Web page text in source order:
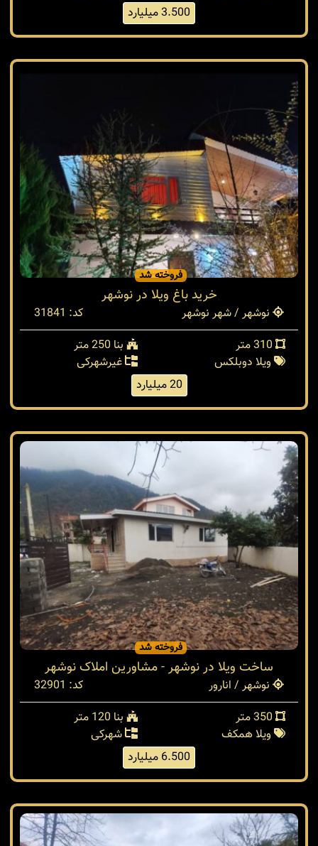
3.500 میلیارد
فروخته شد
خرید باغ ویلا در نوشهر
نوشهر / شهر نوشهر
کد: 31841
بنا 250 متر
ویلا دوبلکس
غیرشهرکی
20 میلیارد
فروخته شد
ساخت ویلا در نوشهر - مشاورین املاک نوشهر
نوشهر / انارور
کد: 32901
بنا 120 متر
ویلا همکف
شهرکی
6.500 میلیارد